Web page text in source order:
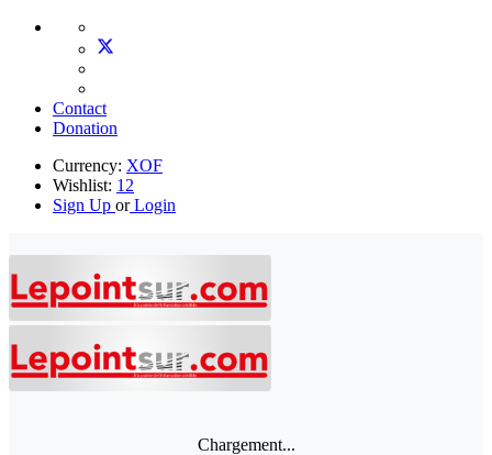
Contact
Donation
Currency: XOF
Wishlist: 12
Sign Up orLogin
Chargement...